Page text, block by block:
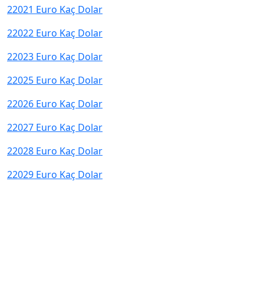
22021 Euro Kaç Dolar
22022 Euro Kaç Dolar
22023 Euro Kaç Dolar
22025 Euro Kaç Dolar
22026 Euro Kaç Dolar
22027 Euro Kaç Dolar
22028 Euro Kaç Dolar
22029 Euro Kaç Dolar